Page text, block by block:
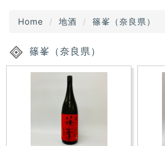
【京ひな】1.8Ｌ 輝乃吟(きらめき
愛
【琵琶の長寿】1.8Ｌ 純米
Home 地酒 篠峯（奈良県）
篠峯（奈良県）